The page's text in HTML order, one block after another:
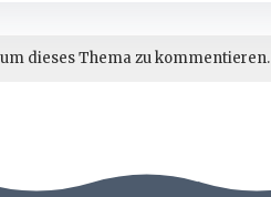
dieses Thema zu kommentieren.